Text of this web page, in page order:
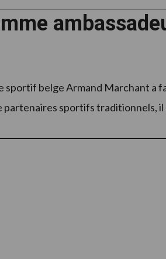
sportif belge Armand Marchant a
sportifs traditionnels, il